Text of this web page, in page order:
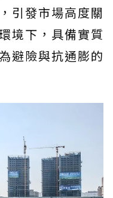
引發市場高度關
境下，具備實質
避險與抗通膨的